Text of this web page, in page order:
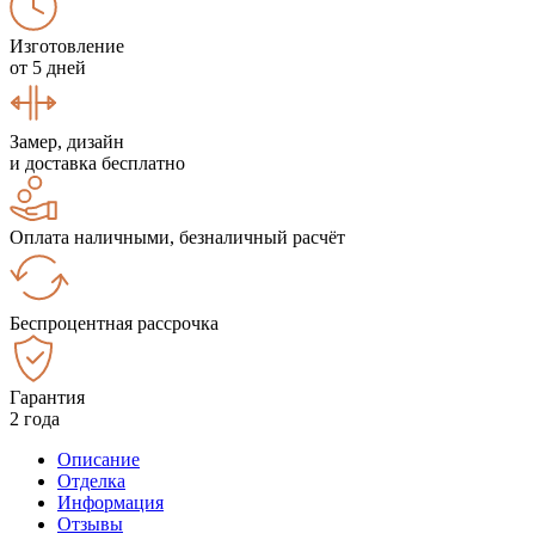
Изготовление
от 5 дней
Замер, дизайн
и доставка бесплатно
Оплата наличными, безналичный расчёт
Беспроцентная рассрочка
Гарантия
2 года
Описание
Отделка
Информация
Отзывы